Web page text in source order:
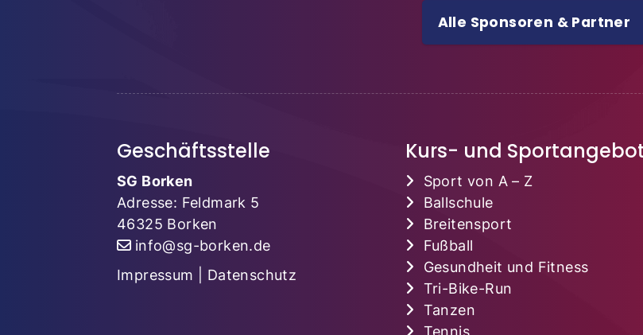
Alle Sponsoren & Partner
Geschäftsstelle
SG Borken
Adresse: Feldmark 5
46325 Borken
info@sg-borken.de
Impressum
Datenschutz
Kurs- und
Sport von A – Z
Ballschule
Breitensport
Fußball
Gesundheit und Fitness
Tri-Bike-Run
Tanzen
Tennis